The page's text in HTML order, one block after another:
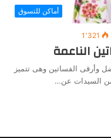
أماكن للتسوق
1٬321
وأرقى الفساتين وهى تتميز
من السيدات عن…